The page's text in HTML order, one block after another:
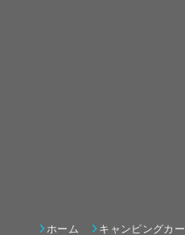
ホーム キャンピングカー